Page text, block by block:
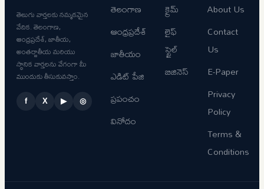
తెలుగు వార్తలకు నమ్మకమైన
వేదిక. తెలంగాణ,
ఆంధ్రప్రదేశ్, జాతీయ,
అంతర్జాతీయ మరియు
స్థానిక వార్తలను వేగంగా మీ
ముందుకు తీసుకువస్తాం.
f X ▶ ◎
తెలంగాణ
ఆంధ్రప్రదేశ్
జాతీయం
ఎడిట్ పేజి
ప్రపంచం
వినోదం
క్రైమ్
లైఫ్
స్టైల్
బిజినెస్
About Us
Contact
Us
E-Paper
Privacy
Policy
Terms &
Conditions